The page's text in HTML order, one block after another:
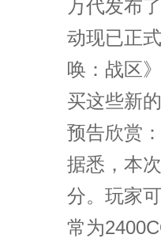
万代发布
动现已正
唤：战区
买这些新的
预告欣赏：
据悉，本
分。玩家
常为